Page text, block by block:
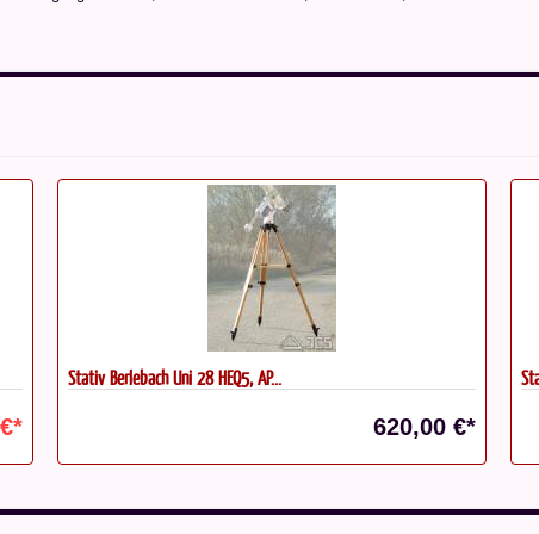
Stativ Berlebach Planet...
799,00 €*